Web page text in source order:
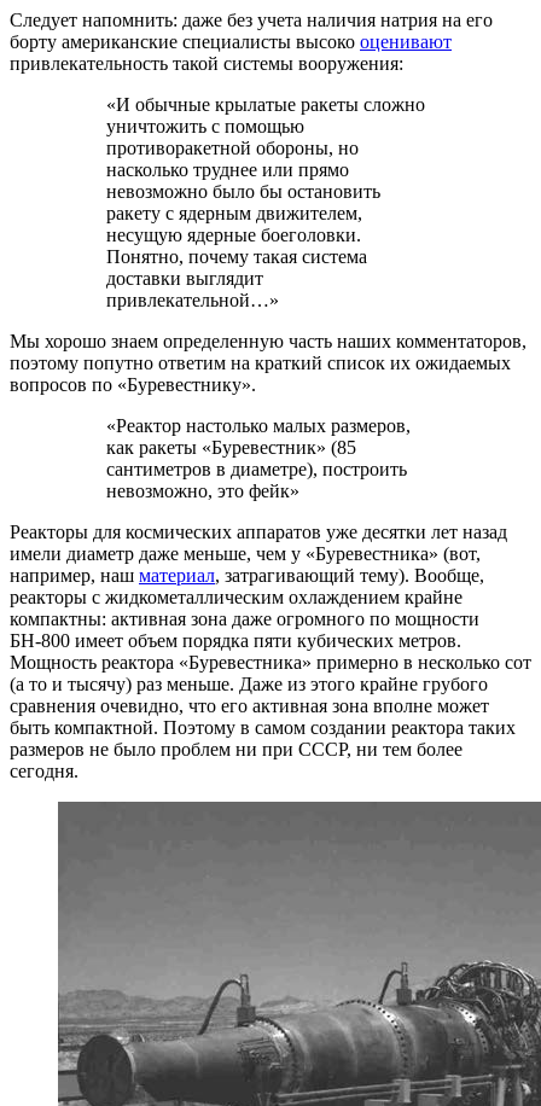
Следует напомнить: даже без учета наличия натрия на его
борту американские специалисты высоко оценивают
привлекательность такой системы вооружения:
«И обычные крылатые ракеты сложно
уничтожить с помощью
противоракетной обороны, но
насколько труднее или прямо
невозможно было бы остановить
ракету с ядерным движителем,
несущую ядерные боеголовки.
Понятно, почему такая система
доставки выглядит
привлекательной…»
Мы хорошо знаем определенную часть наших комментаторов,
поэтому попутно ответим на краткий список их ожидаемых
вопросов по «Буревестнику».
«Реактор настолько малых размеров,
как ракеты «Буревестник» (85
сантиметров в диаметре), построить
невозможно, это фейк»
Реакторы для космических аппаратов уже десятки лет назад
имели диаметр даже меньше, чем у «Буревестника» (вот,
например, наш материал, затрагивающий тему). Вообще,
реакторы с жидкометаллическим охлаждением крайне
компактны: активная зона даже огромного по мощности
БН-800 имеет объем порядка пяти кубических метров.
Мощность реактора «Буревестника» примерно в несколько сот
(а то и тысячу) раз меньше. Даже из этого крайне грубого
сравнения очевидно, что его активная зона вполне может
быть компактной. Поэтому в самом создании реактора таких
размеров не было проблем ни при СССР, ни тем более
сегодня.